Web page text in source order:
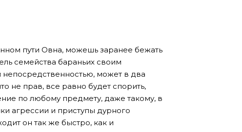
пути Овна, можешь заранее бежать
семейства бараньих своим
может в два
не прав, все равно будет спорить,
по любому предмету, даже такому, в
агрессии и приступы дурного
он так же быстро, как и